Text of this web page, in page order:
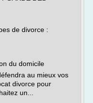
de divorce :
du domicile
au mieux vos
divorce pour
un...